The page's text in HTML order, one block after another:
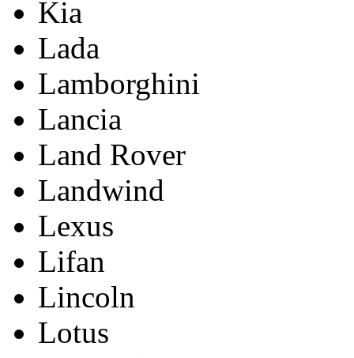
Kia
Lada
Lamborghini
Lancia
Land Rover
Landwind
Lexus
Lifan
Lincoln
Lotus